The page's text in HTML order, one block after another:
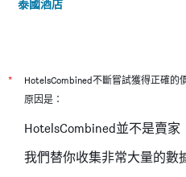
泰國酒店
* HotelsCombined不斷嘗試獲得正確的
原因是：
HotelsCombined並不是賣家
我們替你收集非常大量的數